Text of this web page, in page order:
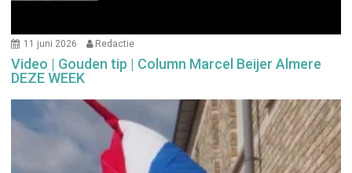
11 juni 2026 Redactie
Video | Gouden tip | Column Marcel Beijer Almere
DEZE WEEK